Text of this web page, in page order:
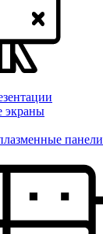
экраны
панели